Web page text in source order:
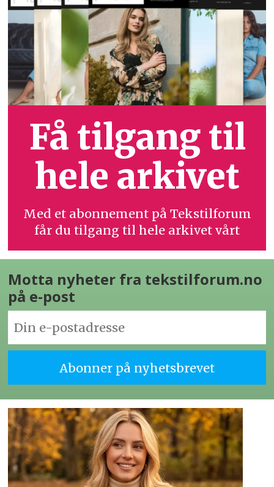
Få tilgang til
hele arkivet
Med et abonnement på Tekstilforum
får du tilgang til hele arkivet vårt
Motta nyheter fra tekstilforum.no
på e-post